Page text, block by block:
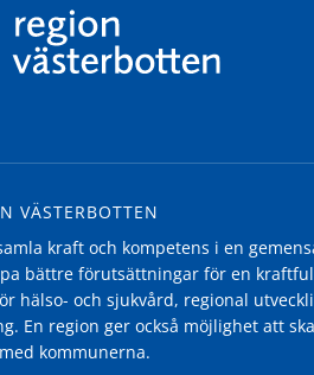
VÄSTERBOTTEN
kraft och kompetens i en
bättre förutsättningar för en
hälso- och sjukvård, regional
En region ger också möjlighet att
kommunerna.